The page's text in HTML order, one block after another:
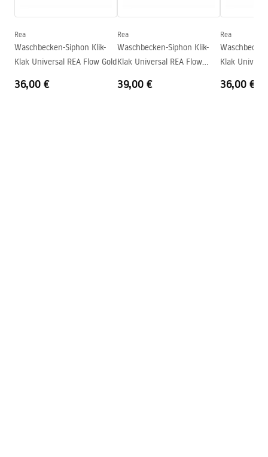
Form
Armaturloch
Nicht
Rea
Waschbecken-Siphon Klik-
Klak Universal REA Flow Gold
36,00 €
Rea
Waschbecken-Siphon Klik-
Klak Universal REA Flow
39,00 €
Rea
Klak
36,00 €